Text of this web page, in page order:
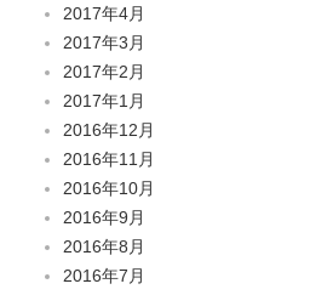
2017年4月
2017年3月
2017年2月
2017年1月
2016年12月
2016年11月
2016年10月
2016年9月
2016年8月
2016年7月